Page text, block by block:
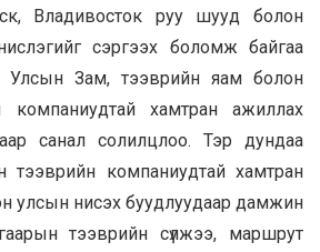
Владивосток руу шууд болон
сэргээх боломж байгаа
Улсын Зам, тээврийн яам болон
компаниудтай хамтран ажиллах
санал солилцлоо. Тэр дундаа
тээврийн компаниудтай хамтран
улсын нисэх буудлуудаар дамжин
тээврийн сүлжээ, маршрут